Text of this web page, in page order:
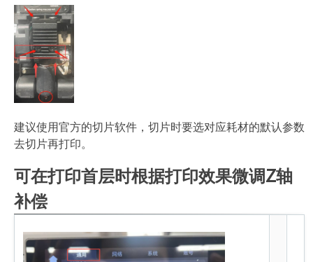
建议使用官方的切片软件，切片时要选对应耗材的默认参数
去切片再打印。
可在打印首层时根据打印效果微调Z轴
补偿